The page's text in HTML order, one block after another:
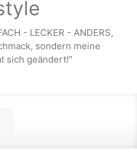
- LECKER - ANDERS,
sondern meine
sich geändert!"